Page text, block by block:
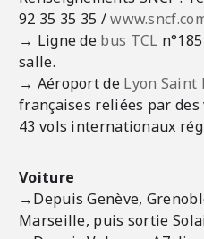
92 35 35 35 /
→ Ligne de bus TCL
salle.
→ Aéroport de Lyon Saint
françaises reliées par
43 vols internationaux
Voiture
→Depuis Genève,
Marseille, puis sortie